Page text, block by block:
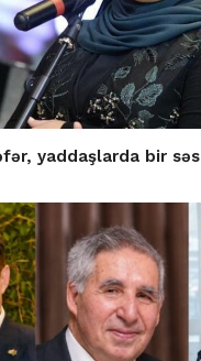
yaddaşlarda bir səs